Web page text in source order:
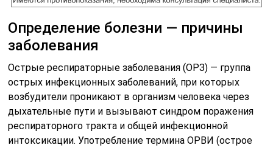
Определение болезни — причины
заболевания
Острые респираторные заболевания (ОРЗ) — группа
острых инфекционных заболеваний, при которых
возбудители проникают в организм человека через
дыхательные пути и вызывают синдром поражения
респираторного тракта и общей инфекционной
интоксикации. Употребление термина ОРВИ (острое